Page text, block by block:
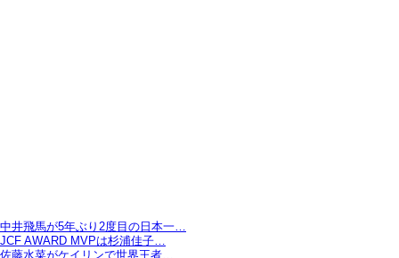
中井飛馬が5年ぶり2度目の日本一…
JCF AWARD MVPは杉浦佳子…
佐藤水菜がケイリンで世界王者…